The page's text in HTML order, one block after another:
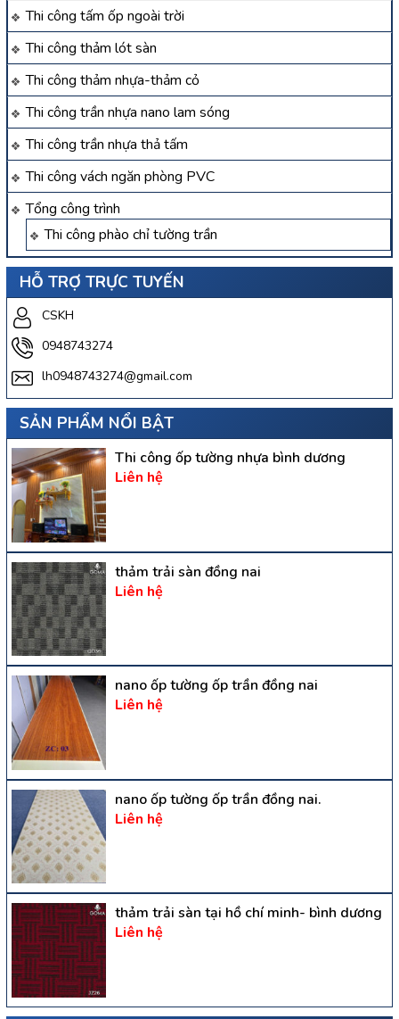
Thi công tấm ốp ngoài trời
Thi công thảm lót sàn
Thi công thảm nhựa-thảm cỏ
Thi công trần nhựa nano lam sóng
Thi công trần nhựa thả tấm
Thi công vách ngăn phòng PVC
Tổng công trình
Thi công phào chỉ tường trần
HỖ TRỢ TRỰC TUYẾN
CSKH
0948743274
lh0948743274@gmail.com
SẢN PHẨM NỔI BẬT
Thi công ốp tường nhựa bình dương
Liên hệ
thảm trải sàn đồng nai
Liên hệ
nano ốp tường ốp trần đồng nai
Liên hệ
nano ốp tường ốp trần đồng nai.
Liên hệ
thảm trải sàn tại hồ chí minh- bình dương
Liên hệ